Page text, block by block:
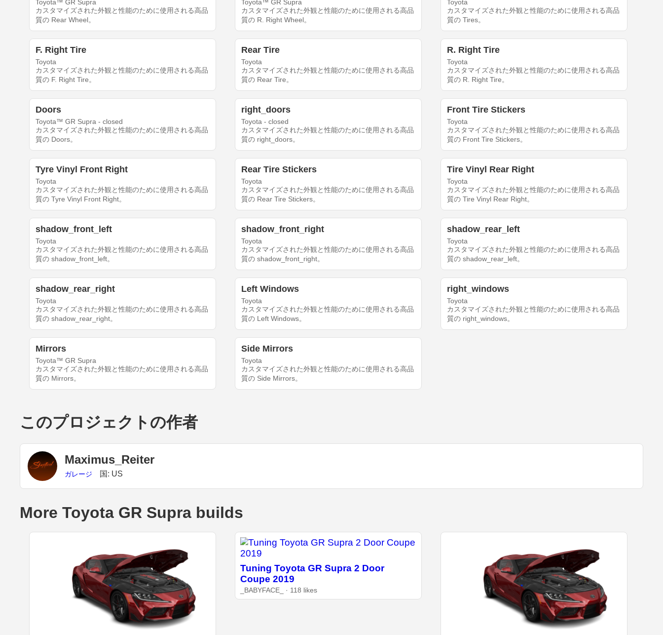
Toyota™ GR Supra
カスタマイズされた外観と性能のために使用される高品
質の Rear Wheel。
Toyota™ GR Supra
カスタマイズされた外観と性能のために使用される高品
質の R. Right Wheel。
Toyota
カスタマイズされた外観と性能のために使用される高品
質の Tires。
F. Right Tire
Toyota
カスタマイズされた外観と性能のために使用される高品
質の F. Right Tire。
Rear Tire
Toyota
カスタマイズされた外観と性能のために使用される高品
質の Rear Tire。
R. Right Tire
Toyota
カスタマイズされた外観と性能のために使用される高品
質の R. Right Tire。
Doors
Toyota™ GR Supra - closed
カスタマイズされた外観と性能のために使用される高品
質の Doors。
right_doors
Toyota - closed
カスタマイズされた外観と性能のために使用される高品
質の right_doors。
Front Tire Stickers
Toyota
カスタマイズされた外観と性能のために使用される高品
質の Front Tire Stickers。
Tyre Vinyl Front Right
Toyota
カスタマイズされた外観と性能のために使用される高品
質の Tyre Vinyl Front Right。
Rear Tire Stickers
Toyota
カスタマイズされた外観と性能のために使用される高品
質の Rear Tire Stickers。
Tire Vinyl Rear Right
Toyota
カスタマイズされた外観と性能のために使用される高品
質の Tire Vinyl Rear Right。
shadow_front_left
Toyota
カスタマイズされた外観と性能のために使用される高品
質の shadow_front_left。
shadow_front_right
Toyota
カスタマイズされた外観と性能のために使用される高品
質の shadow_front_right。
shadow_rear_left
Toyota
カスタマイズされた外観と性能のために使用される高品
質の shadow_rear_left。
shadow_rear_right
Toyota
カスタマイズされた外観と性能のために使用される高品
質の shadow_rear_right。
Left Windows
Toyota
カスタマイズされた外観と性能のために使用される高品
質の Left Windows。
right_windows
Toyota
カスタマイズされた外観と性能のために使用される高品
質の right_windows。
Mirrors
Toyota™ GR Supra
カスタマイズされた外観と性能のために使用される高品
質の Mirrors。
Side Mirrors
Toyota
カスタマイズされた外観と性能のために使用される高品
質の Side Mirrors。
このプロジェクトの作者
Maximus_Reiter
ガレージ 国: US
More Toyota GR Supra builds
Tuning Toyota GR Supra 2 Door
Coupe 2019
_BABYFACE_ · 118 likes